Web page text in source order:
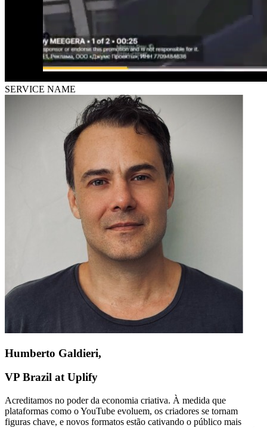
SERVICE NAME
Humberto Galdieri,
VP Brazil at Uplify
Acreditamos no poder da economia criativa. À medida que
plataformas como o YouTube evoluem, os criadores se tornam
figuras chave, e novos formatos estão cativando o público mais